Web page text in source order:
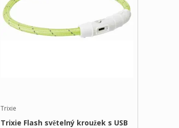
Trixie
Trixie Flash světelný kroužek s USB